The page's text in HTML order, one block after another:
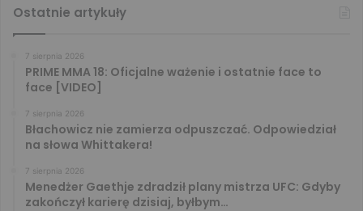
Ostatnie artykuły
7 sierpnia 2026
PRIME MMA 18: Oficjalne ważenie i ostatnie face to
face [VIDEO]
7 sierpnia 2026
Błachowicz nie zamierza odpuszczać. Odpowiedział
na słowa Whittakera!
7 sierpnia 2026
Menedżer Gaethje zdradził plany mistrza UFC: Gdyby
zakończył karierę dzisiaj, byłbym…